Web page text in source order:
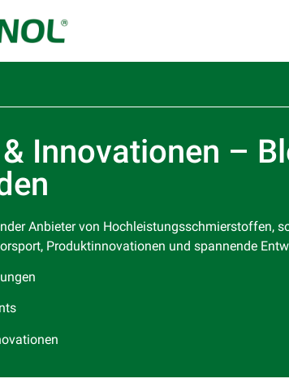
Innovationen –
Anbieter von Hochleistungsschmierstoffen,
Produktinnovationen und spannende